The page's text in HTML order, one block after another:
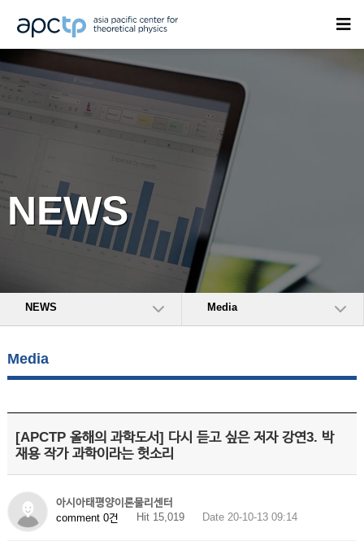
NEWS
NEWS Media
Media
[APCTP 올해의 과학도서] 다시 듣고 싶은 저자 강연3. 박
재용 작가 과학이라는 헛소리
아시아태평양이론물리센터
comment 0건
Hit 15,019 Date 20-10-13 09:14